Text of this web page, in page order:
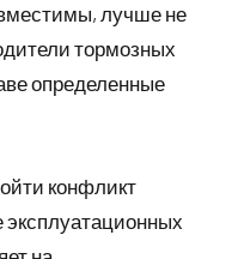
лучше не
тормозных
определенные
конфликт
эксплуатационных